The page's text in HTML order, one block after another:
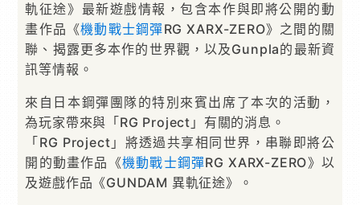
軌征途》最新遊戲情報，包含本作與即將公開的動
畫作品《機動戰士鋼彈RG XARX-ZERO》之間的關
聯、揭露更多本作的世界觀，以及Gunpla的最新資
訊等情報。
來自日本鋼彈團隊的特別來賓出席了本次的活動，
為玩家帶來與「RG Project」有關的消息。
「RG Project」將透過共享相同世界，串聯即將公
開的動畫作品《機動戰士鋼彈RG XARX-ZERO》以
及遊戲作品《GUNDAM 異軌征途》。